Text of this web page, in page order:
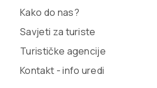
Kako do nas?
Savjeti za turiste
Turističke agencije
Kontakt - info uredi